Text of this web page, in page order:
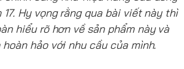
17. Hy vọng rằng qua bài viết này thì
hiểu rõ hơn về sản phẩm này và
hảo với nhu cầu của mình.